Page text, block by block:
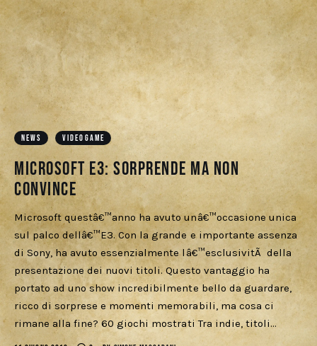
NEWS VIDEOGAME
Microsoft E3: Sorprende ma non
convince
Microsoft questâ€™anno ha avuto unâ€™occasione unica
sul palco dellâ€™E3. Con la grande e importante assenza
di Sony, ha avuto essenzialmente lâ€™esclusivitÃ della
presentazione dei nuovi titoli. Questo vantaggio ha
portato ad uno show incredibilmente bello da guardare,
ricco di sorprese e momenti memorabili, ma cosa ci
rimane alla fine? 60 giochi mostrati Tra indie, titoli…